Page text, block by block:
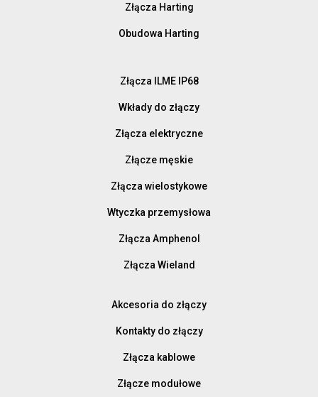
Złącza Harting
Obudowa Harting
Złącza ILME IP68
Wkłady do złączy
Złącza elektryczne
Złącze męskie
Złącza wielostykowe
Wtyczka przemysłowa
Złącza Amphenol
Złącza Wieland
Akcesoria do złączy
Kontakty do złączy
Złącza kablowe
Złącze modułowe